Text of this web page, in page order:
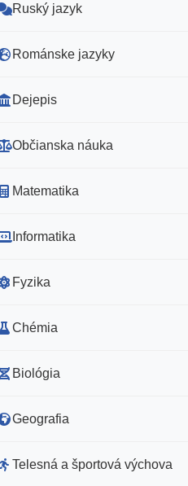
Ruský jazyk
Románske jazyky
Dejepis
Občianska náuka
Matematika
Informatika
Fyzika
Chémia
Biológia
Geografia
Telesná a športová výchova